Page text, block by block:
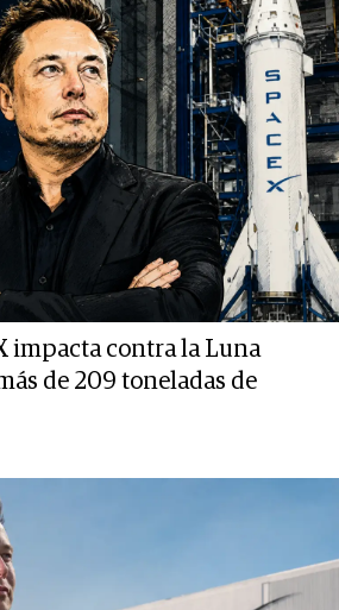
impacta contra la Luna
de 209 toneladas de